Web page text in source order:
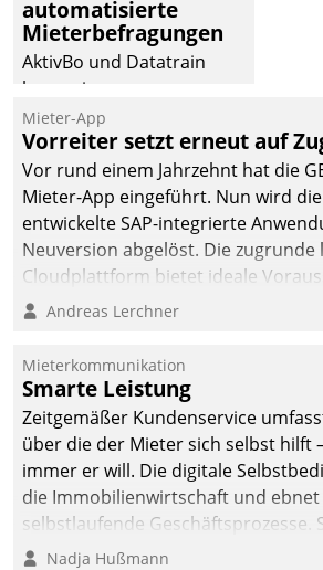
automatisierte
Mieterbefragungen
AktivBo und Datatrain
kooperieren –
Immobilienunternehmen
profitieren: Die nahtlose
Integration der Lösungen
von AktivBo und
Datatrain ermöglicht
automatisiert ausgelöste,
zielgerichtete
Mieterbefragungen – eine
starke Grundlage für
intelligente,
datengestützte
Entscheidungen.
Mieter-App
Vorreiter setzt erneut auf
Vor rund einem Jahrzehnt hat die
Mieter-App eingeführt. Nun wird
entwickelte SAP-integrierte
Neuversion abgelöst. Die zugrunde
Cloudplattform bietet ideale
die Funktionalität der App zu
integrieren.
Andreas Lerchner
Mieterkommunikation
Smarte Leistung
Zeitgemäßer Kundenservice
über die der Mieter sich selbst hilft
immer er will. Die digitale
die Immobilienwirtschaft und
selbstlaufende Geschäftsprozesse.
Kunde und smart der
Nadja Hußmann